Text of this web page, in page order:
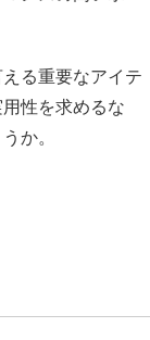
る重要なアイテ
性を求めるな
か。